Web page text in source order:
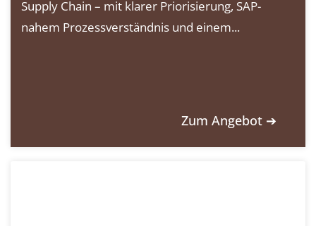
Supply Chain – mit klarer Priorisierung, SAP-
nahem Prozessverständnis und einem...
Zum Angebot ➔